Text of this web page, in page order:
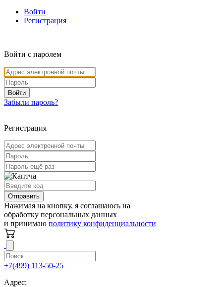
Войти
Регистрация
Войти с паролем
Войти
Забыли пароль?
Регистрация
Отправить
Нажимая на кнопку, я соглашаюсь на
обработку персональных данных
и принимаю политику конфиденциальности
+7(499) 113-50-25
Адрес: